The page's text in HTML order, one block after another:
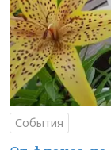
События